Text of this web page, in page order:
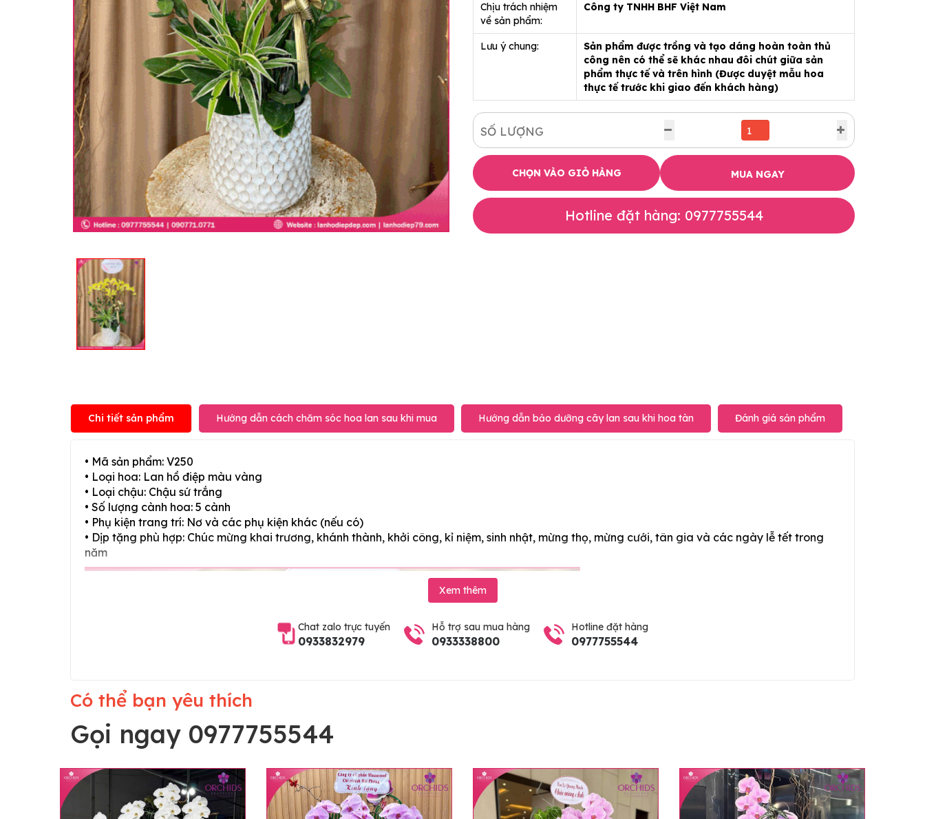
Chịu trách nhiệm
về sản phẩm:
Công ty TNHH BHF Việt Nam
Lưu ý chung:
Sản phẩm được trồng và tạo dáng hoàn toàn thủ
công nên có thể sẽ khác nhau đôi chút giữa sản
phẩm thực tế và trên hình (Được duyệt mẫu hoa
thực tế trước khi giao đến khách hàng)
SỐ LƯỢNG
CHỌN VÀO GIỎ HÀNG MUA NGAY
Hotline đặt hàng: 0977755544
Chi tiết sản phẩm Hướng dẫn cách chăm sóc hoa lan sau khi mua Hướng dẫn bảo dưỡng cây lan sau khi hoa tàn Đánh giá sản phẩm
• Mã sản phẩm: V250
• Loại hoa: Lan hồ điệp màu vàng
• Loại chậu: Chậu sứ trắng
• Số lượng cành hoa: 5 cành
• Phụ kiện trang trí: Nơ và các phụ kiện khác (nếu có)
• Dịp tặng phù hợp: Chúc mừng khai trương, khánh thành, khởi công, kỉ niệm, sinh nhật, mừng thọ, mừng cưới, tân gia và các ngày lễ tết trong
năm
Xem thêm
Chat zalo trực tuyến
0933832979
Hỗ trợ sau mua hàng
0933338800
Hotline đặt hàng
0977755544
Có thể bạn yêu thích
Gọi ngay 0977755544